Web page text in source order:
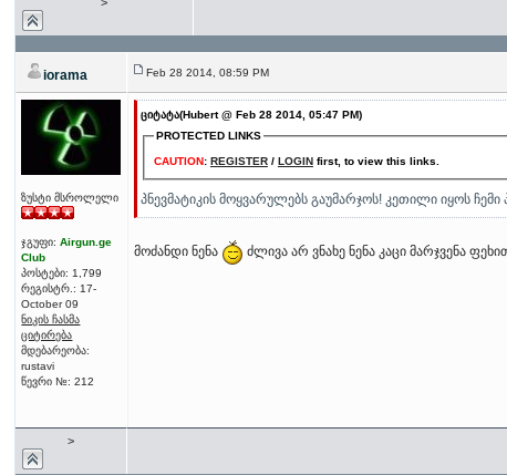
iorama Feb 28 2014, 08:59 PM
ზუსტი მსროლელი
ჯგუფი:Airgun.ge
Club
პოსტები: 1,799
რეგისტრ.: 17-
October 09
ნიკის ჩასმა
ციტირება
მდებარეობა:
rustavi
წევრი №: 212
ციტატა(Hubert @ Feb 28 2014, 05:47 PM)
PROTECTED LINKS
CAUTION: REGISTER/ LOGINfirst, to view this links.
პნევმატიკის მოყვარულებს გაუმარჯოს! კეთილი იყოს
მოძანდი ნენა ძლივა არ ვნახე ნენა კაცი მარჯვენა
>